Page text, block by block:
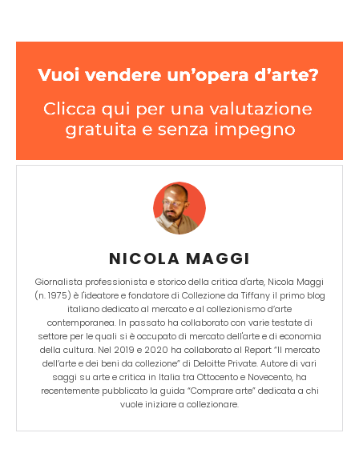
NICOLA MAGGI
Giornalista professionista e storico della critica d'arte, Nicola Maggi
(n. 1975) è l'ideatore e fondatore di Collezione da Tiffany il primo blog
italiano dedicato al mercato e al collezionismo d’arte
contemporanea. In passato ha collaborato con varie testate di
settore per le quali si è occupato di mercato dell'arte e di economia
della cultura. Nel 2019 e 2020 ha collaborato al Report “Il mercato
dell’arte e dei beni da collezione” di Deloitte Private. Autore di vari
saggi su arte e critica in Italia tra Ottocento e Novecento, ha
recentemente pubblicato la guida “Comprare arte” dedicata a chi
vuole iniziare a collezionare.